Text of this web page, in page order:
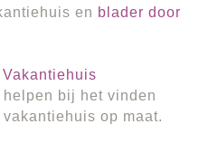
en blader door
Vakantiehuis
bij het vinden
op maat.